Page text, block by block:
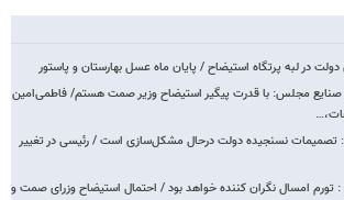
مجلس: با قدرت پیگیر استیضاح وزیر صمت هستم/ فاطمی‌امین
تصمیمات نسنجیده دولت درحال مشکل‌سازی است / رئیسی در تغییر
تورم امسال نگران کننده خواهد بود / احتمال استیضاح وزرای صمت و